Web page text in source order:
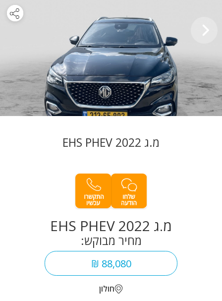
מ.ג EHS PHEV 2022
מ.ג EHS PHEV 2022
מחיר מבוקש:
88,080 ₪
חולון